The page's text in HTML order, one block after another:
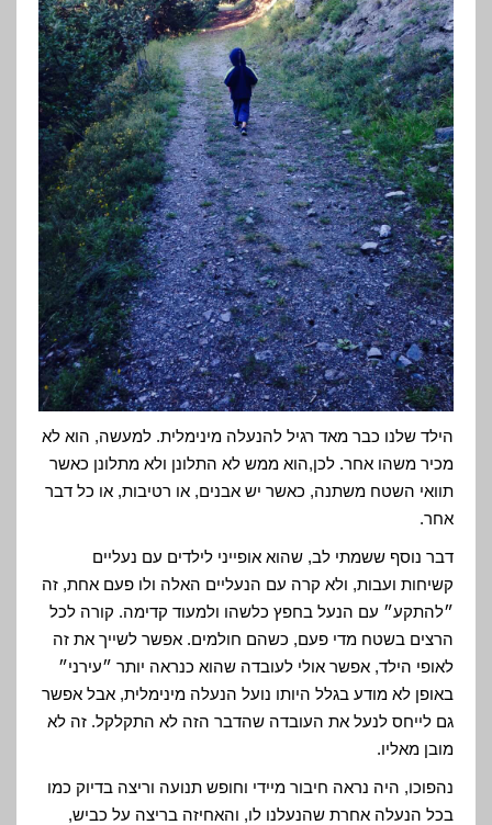
הילד שלנו כבר מאד רגיל להנעלה מינימלית. למעשה, הוא לא
מכיר משהו אחר. לכן,הוא ממש לא התלונן ולא מתלונן כאשר
תוואי השטח משתנה, כאשר יש אבנים, או רטיבות, או כל דבר
אחר.
דבר נוסף ששמתי לב, שהוא אופייני לילדים עם נעליים
קשיחות ועבות, ולא קרה עם הנעליים האלה ולו פעם אחת, זה
״להתקע״ עם הנעל בחפץ כלשהו ולמעוד קדימה. קורה לכל
הרצים בשטח מדי פעם, כשהם חולמים. אפשר לשייך את זה
לאופי הילד, אפשר אולי לעובדה שהוא כנראה יותר ״עירני״
באופן לא מודע בגלל היותו נועל הנעלה מינימלית, אבל אפשר
גם לייחס לנעל את העובדה שהדבר הזה לא התקלקל. זה לא
מובן מאליו.
נהפוכו, היה נראה חיבור מיידי וחופש תנועה וריצה בדיוק כמו
בכל הנעלה אחרת שהנעלנו לו, והאחיזה בריצה על כביש,